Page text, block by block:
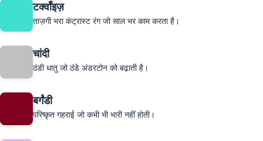
टर्क्वॉइज़
ताज़गी भरा कंट्रास्ट रंग जो साल भर काम करता है।
चांदी
ठंडी धातु जो ठंडे अंडरटोन को बढ़ाती है।
बर्गंडी
परिष्कृत गहराई जो कभी भी भारी नहीं होती।